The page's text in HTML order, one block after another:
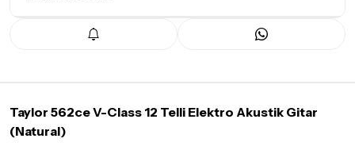
Teslimat Koşulları
tatil günlerinde teslimat yapılamamaktadır.
Seçtiğiniz ürünlerin tamamı
Taylor 562ce V-Class 12 Telli Elektro Akustik Gitar
(Natural)